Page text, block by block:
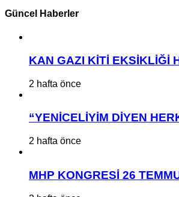
Güncel Haberler
KAN GAZI KİTİ EKSİKLİĞİ
2 hafta önce
“YENİCELİYİM DİYEN
2 hafta önce
MHP KONGRESİ 26